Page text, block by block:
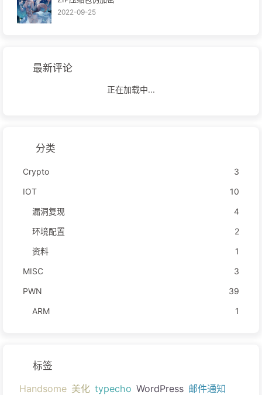
2022-09-25
最新评论
正在加载中...
分类
Crypto
3
IOT
10
漏洞复现
4
环境配置
2
资料
1
MISC
3
PWN
39
ARM
1
标签
Handsome 美化 typecho WordPress 邮件通知